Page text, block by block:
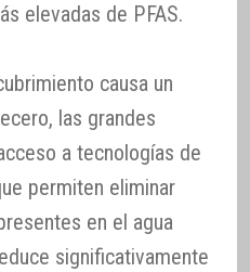
elevadas de PFAS.
causa un
las grandes
a tecnologías de
permiten eliminar
en el agua
significativamente